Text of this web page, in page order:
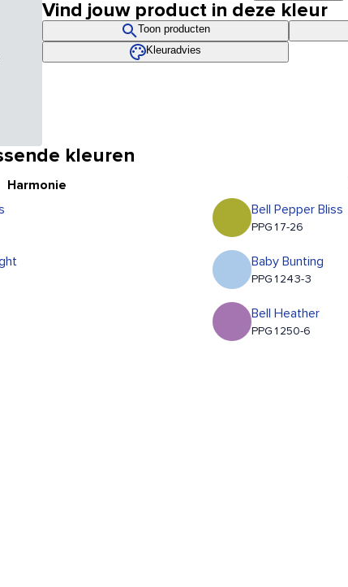
Vind jouw product in deze kleur
Toon producten
Kleuradvies
kleuren
Harmonie
Bell Pepper Bliss
PPG17-26
Baby Bunting
PPG1243-3
Bell Heather
PPG1250-6